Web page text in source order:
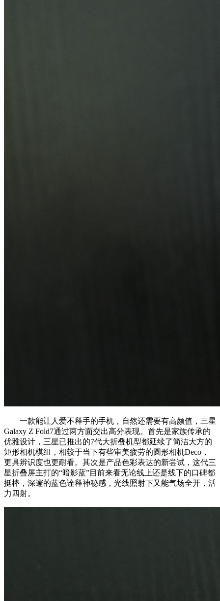
一款能让人爱不释手的手机，自然还需要有高颜值，三星
Galaxy Z Fold7通过两方面交出高分表现。首先是家族传承的
优雅设计，三星已推出的7代大折叠机型都延续了简洁大方的
矩形相机模组，相较于当下有些审美疲劳的圆形相机Deco，
更具辨识度也更耐看。其次是产品色彩表达的新尝试，这代三
星折叠屏主打的“暗影蓝”目前来看无论线上还是线下的口碑都
挺棒，深邃的蓝色诠释神秘感，光线照射下又能气场全开，活
力四射。